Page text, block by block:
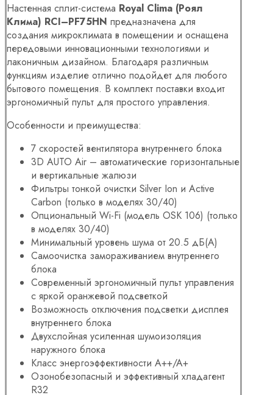
Настенная сплит-система Royal Clima (Роял
Клима) RCI–PF75HN предназначена для
создания микроклимата в помещении и оснащена
передовыми инновационными технологиями и
лаконичным дизайном. Благодаря различным
функциям изделие отлично подойдет для любого
бытового помещения. В комплект поставки входит
эргономичный пульт для простого управления.
Особенности и преимущества:
7 скоростей вентилятора внутреннего блока
3D AUTO Air – автоматические горизонтальные
и вертикальные жалюзи
Фильтры тонкой очистки Silver Ion и Active
Carbon (только в моделях 30/40)
Опциональный Wi-Fi (модель OSK 106) (только
в моделях 30/40)
Минимальный уровень шума от 20.5 дБ(А)
Самоочистка замораживанием внутреннего
блока
Современный эргономичный пульт управления
с яркой оранжевой подсветкой
Возможность отключения подсветки дисплея
внутреннего блока
Двухслойная усиленная шумоизоляция
наружного блока
Класс энергоэффективности A++/A+
Озонобезопасный и эффективный хладагент
R32